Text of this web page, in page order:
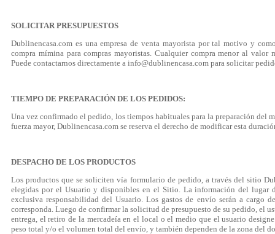
SOLICITAR PRESUPUESTOS
Dublinencasa.com es una empresa de venta mayorista por tal motivo y
compra mímina para compras mayoristas. Cualquier compra menor al
Puede contactarnos directamente a info@dublinencasa.com para solicitar
TIEMPO DE PREPARACIÓN DE LOS PEDIDOS:
Una vez confirmado el pedido, los tiempos habituales para la preparación del
fuerza mayor, Dublinencasa.com se reserva el derecho de modificar esta
DESPACHO DE LOS PRODUCTOS
Los productos que se soliciten vía formulario de pedido, a través del sitio
elegidas por el Usuario y disponibles en el Sitio. La información del lugar
exclusiva responsabilidad del Usuario. Los gastos de envío serán a
corresponda. Luego de confirmar la solicitud de presupuesto de su pedido, el
entrega, el retiro de la mercadeía en el local o el medio que el usuario
peso total y/o el volumen total del envío, y también dependen de la zona del